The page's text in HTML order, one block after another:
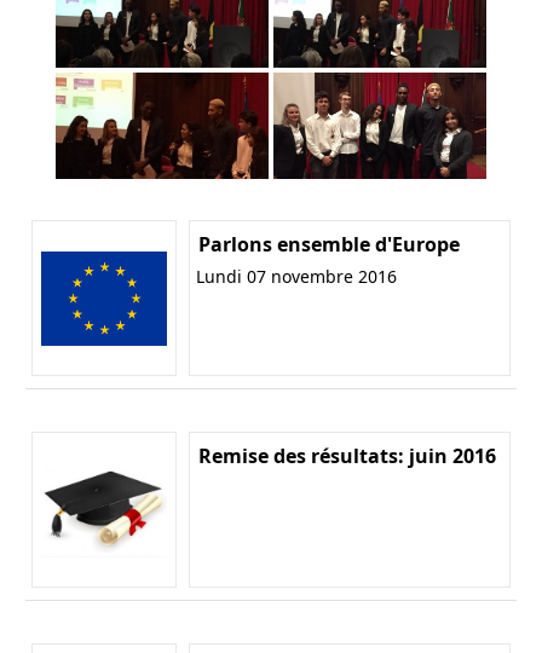
Parlons ensemble d'Europe
Lundi 07 novembre 2016
Remise des résultats: juin 2016